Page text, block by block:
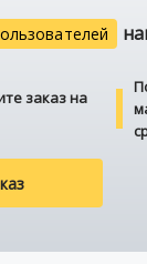
заказ на